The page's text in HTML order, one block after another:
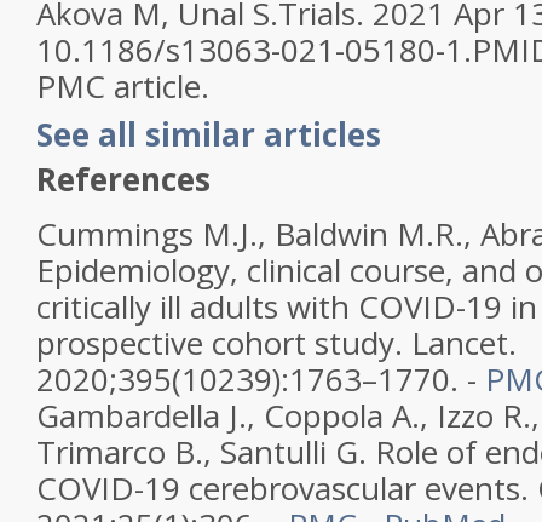
Akova M, Unal S.Trials. 2021 Apr
10.1186/s13063-021-05180-1.
PMC article.
See all similar articles
References
Cummings M.J., Baldwin M.R.,
Epidemiology, clinical course, and
critically ill adults with COVID-19
prospective cohort study. Lancet.
2020;395(10239):1763–1770. -
Gambardella J., Coppola A., Izzo
Trimarco B., Santulli G. Role of
COVID-19 cerebrovascular events.